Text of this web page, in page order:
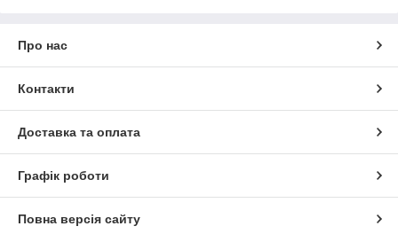
Про нас
Контакти
Доставка та оплата
Графік роботи
Повна версія сайту